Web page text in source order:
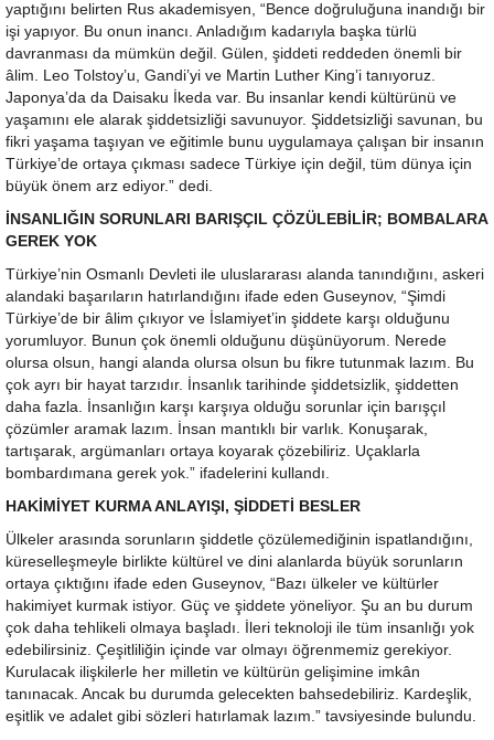
yaptığını belirten Rus akademisyen, “Bence doğruluğuna inandığı bir
işi yapıyor. Bu onun inancı. Anladığım kadarıyla başka türlü
davranması da mümkün değil. Gülen, şiddeti reddeden önemli bir
âlim. Leo Tolstoy’u, Gandi’yi ve Martin Luther King’i tanıyoruz.
Japonya’da da Daisaku İkeda var. Bu insanlar kendi kültürünü ve
yaşamını ele alarak şiddetsizliği savunuyor. Şiddetsizliği savunan, bu
fikri yaşama taşıyan ve eğitimle bunu uygulamaya çalışan bir insanın
Türkiye’de ortaya çıkması sadece Türkiye için değil, tüm dünya için
büyük önem arz ediyor.” dedi.
İNSANLIĞIN SORUNLARI BARIŞÇIL ÇÖZÜLEBİLİR; BOMBALARA
GEREK YOK
Türkiye’nin Osmanlı Devleti ile uluslararası alanda tanındığını, askeri
alandaki başarıların hatırlandığını ifade eden Guseynov, “Şimdi
Türkiye’de bir âlim çıkıyor ve İslamiyet’in şiddete karşı olduğunu
yorumluyor. Bunun çok önemli olduğunu düşünüyorum. Nerede
olursa olsun, hangi alanda olursa olsun bu fikre tutunmak lazım. Bu
çok ayrı bir hayat tarzıdır. İnsanlık tarihinde şiddetsizlik, şiddetten
daha fazla. İnsanlığın karşı karşıya olduğu sorunlar için barışçıl
çözümler aramak lazım. İnsan mantıklı bir varlık. Konuşarak,
tartışarak, argümanları ortaya koyarak çözebiliriz. Uçaklarla
bombardımana gerek yok.” ifadelerini kullandı.
HAKİMİYET KURMA ANLAYIŞI, ŞİDDETİ BESLER
Ülkeler arasında sorunların şiddetle çözülemediğinin ispatlandığını,
küreselleşmeyle birlikte kültürel ve dini alanlarda büyük sorunların
ortaya çıktığını ifade eden Guseynov, “Bazı ülkeler ve kültürler
hakimiyet kurmak istiyor. Güç ve şiddete yöneliyor. Şu an bu durum
çok daha tehlikeli olmaya başladı. İleri teknoloji ile tüm insanlığı yok
edebilirsiniz. Çeşitliliğin içinde var olmayı öğrenmemiz gerekiyor.
Kurulacak ilişkilerle her milletin ve kültürün gelişimine imkân
tanınacak. Ancak bu durumda gelecekten bahsedebiliriz. Kardeşlik,
eşitlik ve adalet gibi sözleri hatırlamak lazım.” tavsiyesinde bulundu.